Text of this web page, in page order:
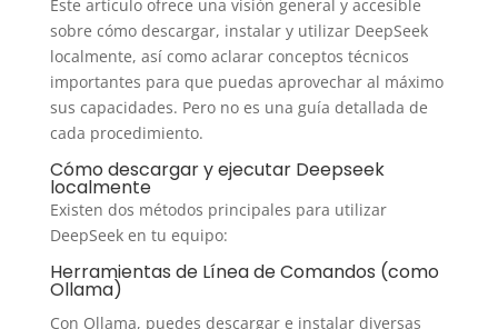
Este artículo ofrece una visión general y accesible
sobre cómo descargar, instalar y utilizar DeepSeek
localmente, así como aclarar conceptos técnicos
importantes para que puedas aprovechar al máximo
sus capacidades. Pero no es una guía detallada de
cada procedimiento.
Cómo descargar y ejecutar Deepseek
localmente
Existen dos métodos principales para utilizar
DeepSeek en tu equipo:
Herramientas de Línea de Comandos (como
Ollama)
Con Ollama, puedes descargar e instalar diversas